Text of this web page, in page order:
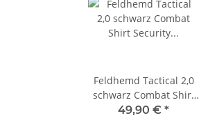
Feldhemd Tactical 2,0
schwarz Combat Shirt
Security Einsatzshirt
49,90 € *